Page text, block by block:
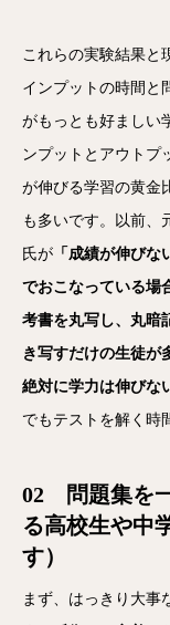
これらの実験結果と
インプットの時間と
がもっとも好ましい
ンプットとアウトプ
が伸びる学習の黄金
も多いです。以前、
氏が 「成績が伸び
でおこなっている場
考書を丸写し、丸暗
き写すだけの生徒が
絶対に学力は伸びな
でもテストを解く時
02 問題集を
る高校生や中
す）
まず、はっきり大事